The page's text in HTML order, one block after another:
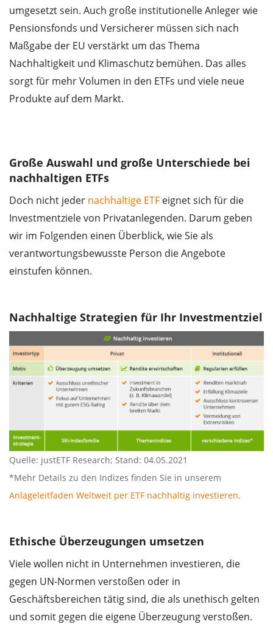
umgesetzt sein. Auch große institutionelle Anleger wie
Pensionsfonds und Versicherer müssen sich nach
Maßgabe der EU verstärkt um das Thema
Nachhaltigkeit und Klimaschutz bemühen. Das alles
sorgt für mehr Volumen in den ETFs und viele neue
Produkte auf dem Markt.
Wir benötigen Ihre Zustimmung, um den
Große Auswahl und große Unterschiede bei
nachhaltigen ETFs
Doch nicht jeder nachhaltige ETF eignet sich für die
Investmentziele von Privatanlegenden. Darum geben
wir im Folgenden einen Überblick, wie Sie als
verantwortungsbewusste Person die Angebote
einstufen können.
Nachhaltige Strategien für Ihr Investmentziel
Quelle: justETF Research; Stand: 04.05.2021
*Mehr Details zu den Indizes finden Sie in unserem
Anlageleitfaden Weltweit per ETF nachhaltig investieren.
Ethische Überzeugungen umsetzen
Viele wollen nicht in Unternehmen investieren, die
gegen UN-Normen verstoßen oder in
Geschäftsbereichen tätig sind, die als unethisch gelten
und somit gegen die eigene Überzeugung verstoßen.